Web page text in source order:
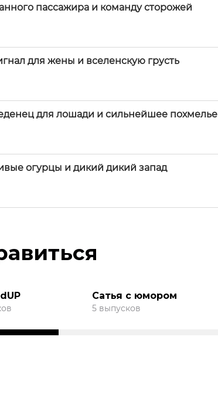
пассажира и команду сторожей
для жены и вселенскую грусть
для лошади и сильнейшее похмелье
огурцы и дикий дикий запад
Сатья с юмором
5 выпусков